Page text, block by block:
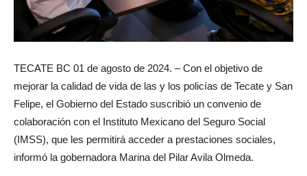
TECATE BC 01 de agosto de 2024. – Con el objetivo de
mejorar la calidad de vida de las y los policías de Tecate y San
Felipe, el Gobierno del Estado suscribió un convenio de
colaboración con el Instituto Mexicano del Seguro Social
(IMSS), que les permitirá acceder a prestaciones sociales,
informó la gobernadora Marina del Pilar Avila Olmeda.